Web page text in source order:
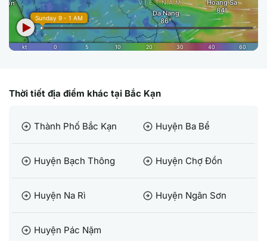
Thời tiết địa điểm khác tại Bắc Kạn
arrow_circle_right Thành Phố Bắc Kạn arrow_circle_right Huyện Ba Bể
arrow_circle_right Huyện Bạch Thông arrow_circle_right Huyện Chợ Đồn
arrow_circle_right Huyện Na Rì arrow_circle_right Huyện Ngân Sơn
arrow_circle_right Huyện Pác Nặm